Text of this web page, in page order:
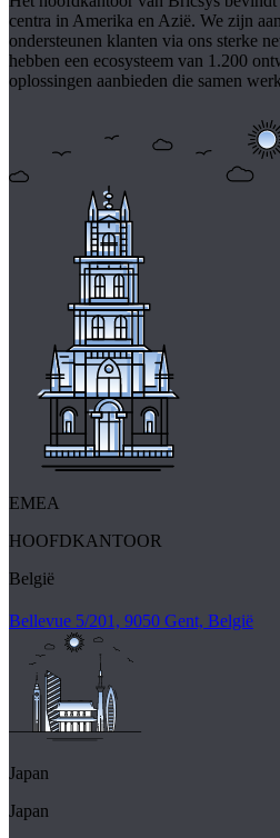
centra in Amerika en Azië. We zijn
ondersteunen klanten via ons sterke
hebben een ecosysteem van 1.200
oplossingen aanbieden die samen
EMEA
HOOFDKANTOOR
België
Bellevue 5/201, 9050 Gent, België
Japan
Japan